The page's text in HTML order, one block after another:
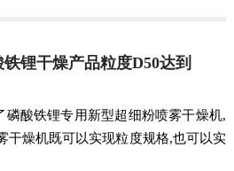
锂干燥产品粒度D50达到
磷酸铁锂专用新型超细粉喷雾干燥机,
干燥机既可以实现粒度规格,也可以实